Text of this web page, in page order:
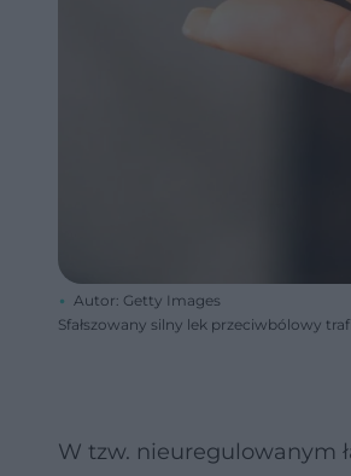
Autor: Getty Images
Sfałszowany silny lek przeciwbólowy
W tzw. nieuregulowanym